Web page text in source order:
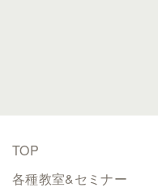
TOP
各種教室&セミナー